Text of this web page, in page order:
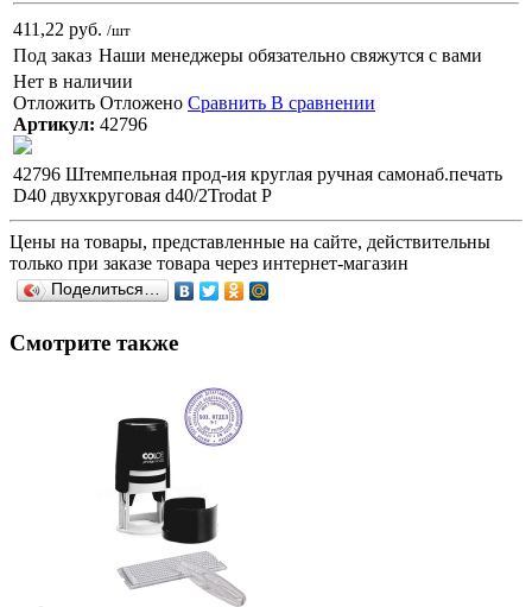
411,22 руб. /шт
Под заказ Наши менеджеры обязательно свяжутся с вами
Нет в наличии
Отложить Отложено Сравнить В сравнении
Артикул: 42796
42796 Штемпельная прод-ия круглая ручная самонаб.печать
D40 двухкруговая d40/2Trodat Р
Цены на товары, представленные на сайте, действительны
только при заказе товара через интернет-магазин
Поделиться…
Смотрите также